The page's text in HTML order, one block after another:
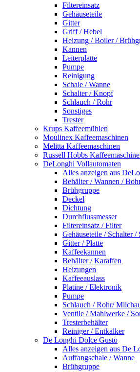
Filtereinsatz
Gehäuseteile
Gitter
Griff / Hebel
Heizung / Boiler /
Kannen
Leiterplatte
Pumpe
Reinigung
Schale / Wanne
Schalter / Knopf
Schlauch / Rohr
Sonstiges
Trester
Krups Kaffeemühlen
Moulinex Kaffeemaschinen
Melitta Kaffeemaschinen
Russell Hobbs
DeLonghi Vollautomaten
Alles anzeigen aus
Behälter / Wannen /
Brühgruppe
Deckel
Dichtung
Durchflussmesser
Filtereinsatz / Filter
Gehäuseteile / Schalter /
Gitter / Platte
Kaffeekannen
Behälter / Karaffen
Heizungen
Kaffeeauslass
Platine / Elektronik
Pumpe
Schlauch / Rohr/
Ventile / Mahlwerke /
Tresterbehälter
Reiniger / Entkalker
De Longhi Dolce Gusto
Alles anzeigen aus De
Auffangschale / Wanne
Brühgruppe